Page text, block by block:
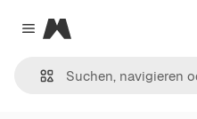
Close menu
Magnific